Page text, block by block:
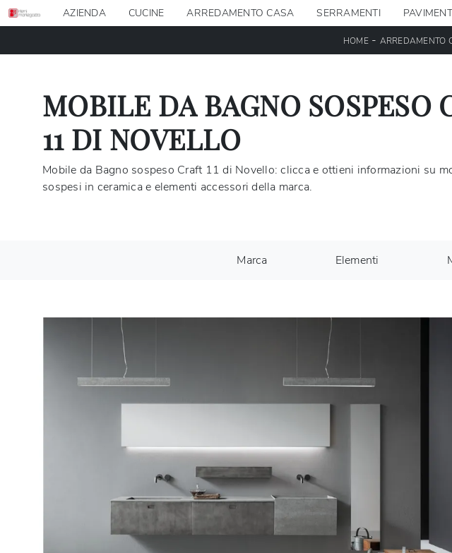
AZIENDA CUCINE ARREDAMENTO CASA SERRAMENTI
HOME- ARREDAMENTO
MOBILE DA BAGNO SOSPESO
11 DI NOVELLO
Mobile da Bagno sospeso Craft 11 di Novello: clicca e ottieni informazioni su
sospesi in ceramica e elementi accessori della marca.
Marca Elementi